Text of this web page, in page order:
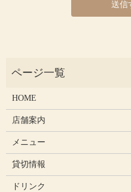
HOME
店舗案内
メニュー
貸切情報
ドリンク